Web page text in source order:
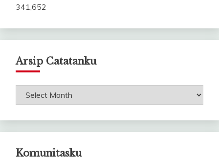
341,652
Arsip Catatanku
Arsip
Catatanku
Komunitasku